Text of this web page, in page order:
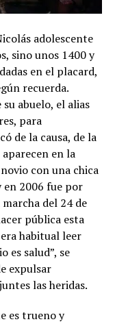
adolescente
sino unos 1400 y
en el placard,
recuerda.
abuelo, el alias
para
de la causa, de la
en la
con una chica
en 2006 fue por
del 24 de
pública esta
habitual leer
es salud”, se
expulsar
las heridas.
es trueno y